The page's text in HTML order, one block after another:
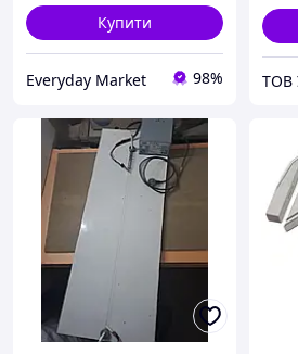
Купити
Everyday Market 98% ТОВ